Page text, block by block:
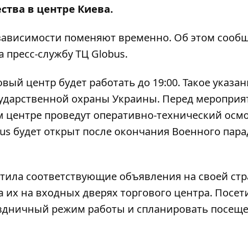
в центре Киева.
поменяют временно. Об этом
пресс-службу ТЦ Globus.
центр будет работать до 19:00. Такое
охраны Украины. Перед
центре проведут оперативно-технический
будет открыт после окончания Военного
соответствующие объявления на своей
их на входных дверях торгового центра.
режим работы и спланировать